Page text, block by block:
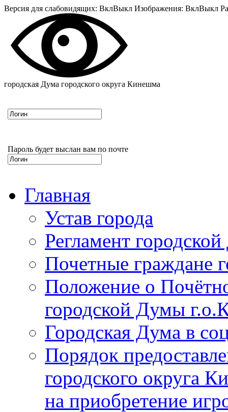
Версия для слабовидящих: ВклВыкл Изображения: ВклВыкл
городская Дума городского округа Кинешма
Пароль будет выслан вам по почте
Главная
Устав города
Регламент
Почетные граждане
Положение о
городской Думы
Городская Дума в
Порядок
городского округа
на приобретение